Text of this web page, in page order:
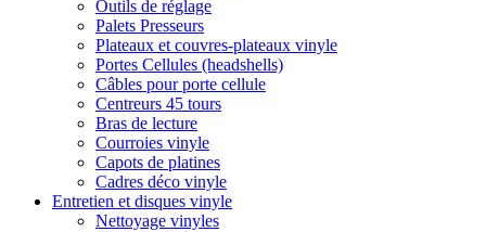
Outils de réglage
Palets Presseurs
Plateaux et couvres-plateaux vinyle
Portes Cellules (headshells)
Câbles pour porte cellule
Centreurs 45 tours
Bras de lecture
Courroies vinyle
Capots de platines
Cadres déco vinyle
Entretien et disques vinyle
Nettoyage vinyles